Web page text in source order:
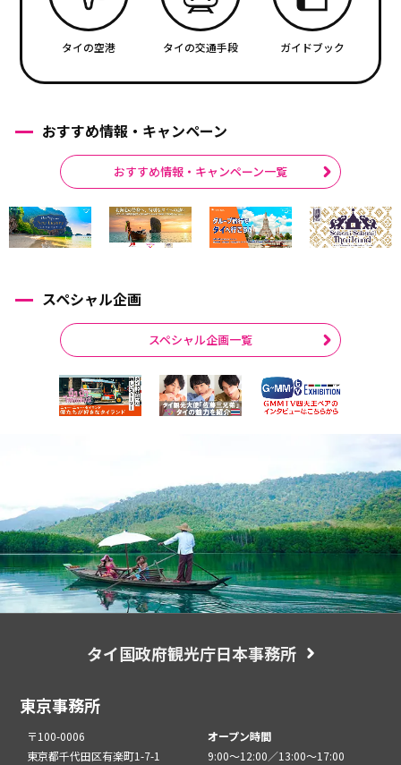
タイの空港 タイの交通手段 ガイドブック
おすすめ情報・キャンペーン
おすすめ情報・キャンペーン一覧
スペシャル企画
スペシャル企画一覧
タイ国政府観光庁日本事務所
東京事務所
〒100-0006
東京都千代田区有楽町1-7-1
オープン時間
9:00～12:00／13:00～17:00